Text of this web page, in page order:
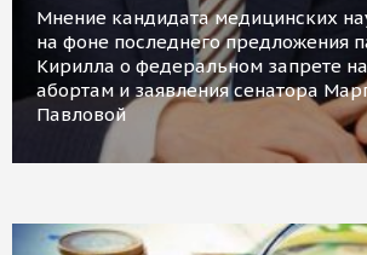
Мнение кандидата медицинских
на фоне последнего предложения
Кирилла о федеральном запрете
абортам и заявления сенатора
Павловой